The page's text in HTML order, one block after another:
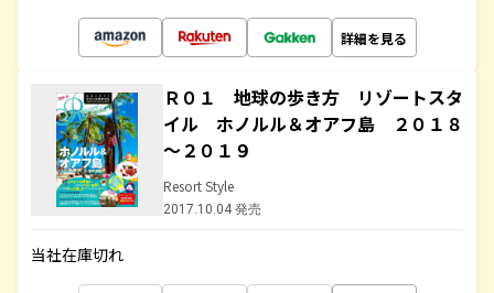
詳細を見る
Ｒ０１ 地球の歩き方 リゾートスタ
イル ホノルル＆オアフ島 ２０１８
～２０１９
Resort Style
2017.10.04 発売
当社在庫切れ